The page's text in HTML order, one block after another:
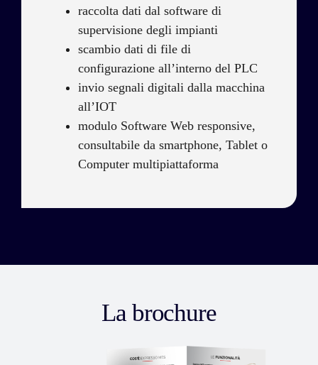
raccolta dati dal software di
supervisione degli impianti
scambio dati di file di
configurazione all’interno del PLC
invio segnali digitali dalla macchina
all’IOT
modulo Software Web responsive,
consultabile da smartphone, Tablet o
Computer multipiattaforma
La brochure